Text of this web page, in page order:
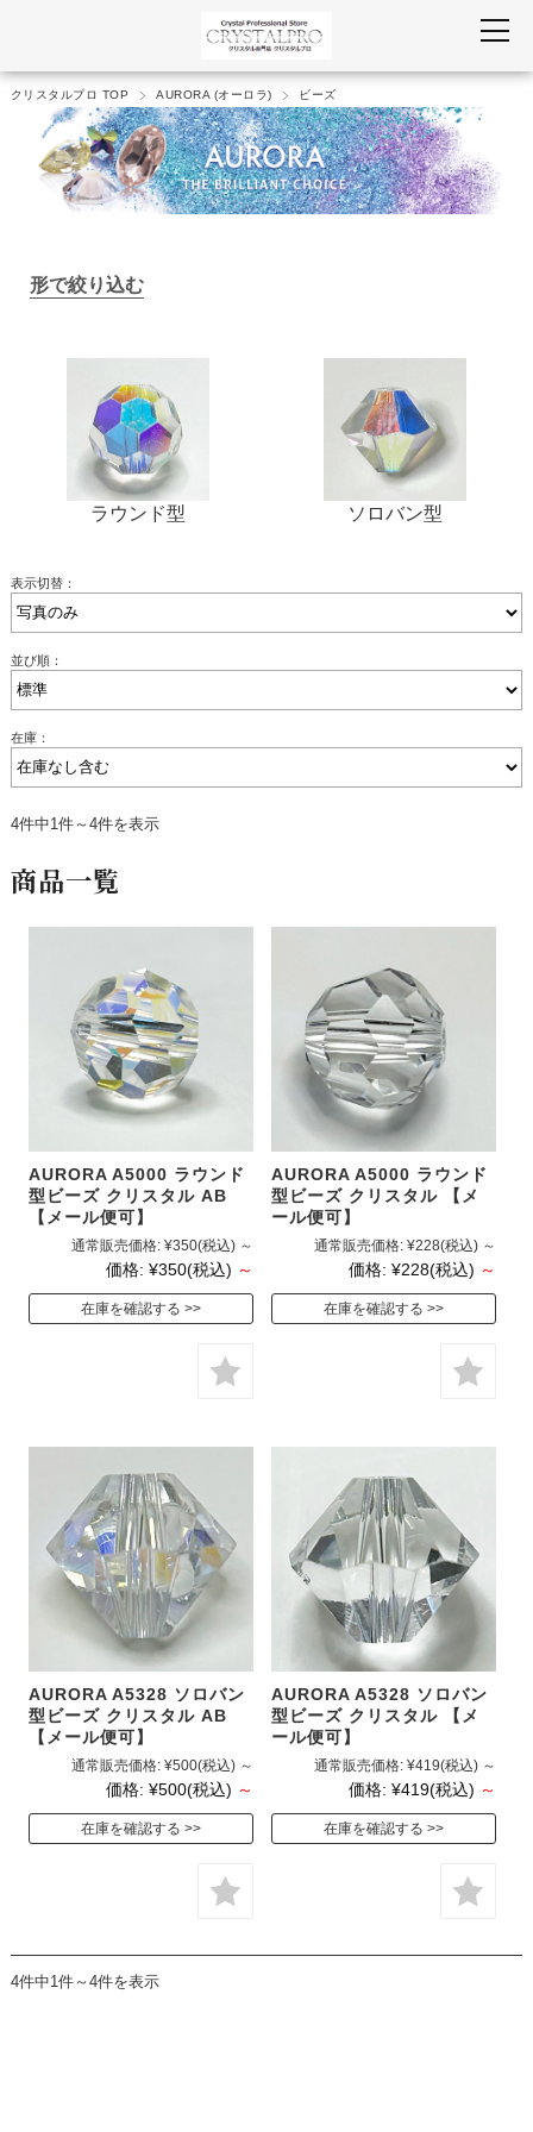
クリスタルプロ TOP AURORA (オーロラ) ビーズ
形で絞り込む
ラウンド型 ソロバン型
表示切替：
並び順：
在庫：
4件中1件～4件を表示
商品一覧
AURORA A5000 ラウンド
型ビーズ クリスタル AB
【メール便可】
通常販売価格: ¥350(税込) ～
価格: ¥350(税込) ～
在庫を確認する
AURORA A5000 ラウンド
型ビーズ クリスタル 【メ
ール便可】
通常販売価格: ¥228(税込) ～
価格: ¥228(税込) ～
在庫を確認する
AURORA A5328 ソロバン
型ビーズ クリスタル AB
【メール便可】
通常販売価格: ¥500(税込) ～
価格: ¥500(税込) ～
在庫を確認する
AURORA A5328 ソロバン
型ビーズ クリスタル 【メ
ール便可】
通常販売価格: ¥419(税込) ～
価格: ¥419(税込) ～
在庫を確認する
4件中1件～4件を表示